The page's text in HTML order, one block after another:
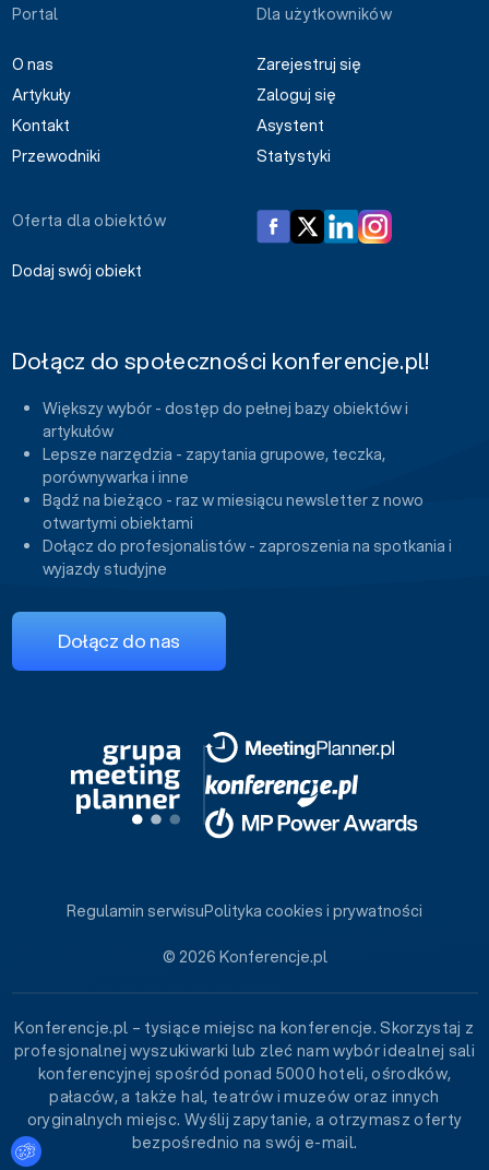
Portal
O nas
Artykuły
Kontakt
Przewodniki
Dla użytkowników
Zarejestruj się
Zaloguj się
Asystent
Statystyki
Oferta dla obiektów
Dodaj swój obiekt
Dołącz do społeczności konferencje.pl!
Większy wybór - dostęp do pełnej bazy obiektów i
artykułów
Lepsze narzędzia - zapytania grupowe, teczka,
porównywarka i inne
Bądź na bieżąco - raz w miesiącu newsletter z nowo
otwartymi obiektami
Dołącz do profesjonalistów - zaproszenia na spotkania i
wyjazdy studyjne
Dołącz do nas
© 2026 Konferencje.pl
Regulamin serwisuPolityka cookies i prywatności
Konferencje.pl – tysiące miejsc na konferencje. Skorzystaj z
profesjonalnej wyszukiwarki lub zleć nam wybór idealnej sali
konferencyjnej spośród ponad 5000 hoteli, ośrodków,
pałaców, a także hal, teatrów i muzeów oraz innych
oryginalnych miejsc. Wyślij zapytanie, a otrzymasz oferty
bezpośrednio na swój e-mail.
Ustawienia plików cookies